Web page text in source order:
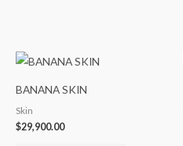
BANANA SKIN
Skin
$29,900.00